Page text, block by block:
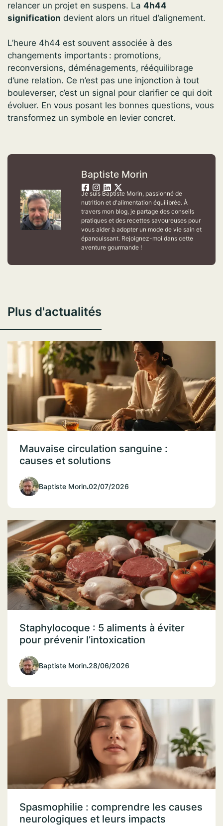
relancer un projet en suspens. La 4h44
signification devient alors un rituel d’alignement.
L’heure 4h44 est souvent associée à des
changements importants : promotions,
reconversions, déménagements, rééquilibrage
d’une relation. Ce n’est pas une injonction à tout
bouleverser, c’est un signal pour clarifier ce qui doit
évoluer. En vous posant les bonnes questions, vous
transformez un symbole en levier concret.
Baptiste Morin
Je suis Baptiste Morin, passionné de
nutrition et d'alimentation équilibrée. À
travers mon blog, je partage des conseils
pratiques et des recettes savoureuses pour
vous aider à adopter un mode de vie sain et
épanouissant. Rejoignez-moi dans cette
aventure gourmande !
Plus d'actualités
Mauvaise circulation sanguine :
causes et solutions
Baptiste Morin.02/07/2026
Staphylocoque : 5 aliments à éviter
pour prévenir l’intoxication
Baptiste Morin.28/06/2026
Spasmophilie : comprendre les causes
neurologiques et leurs impacts